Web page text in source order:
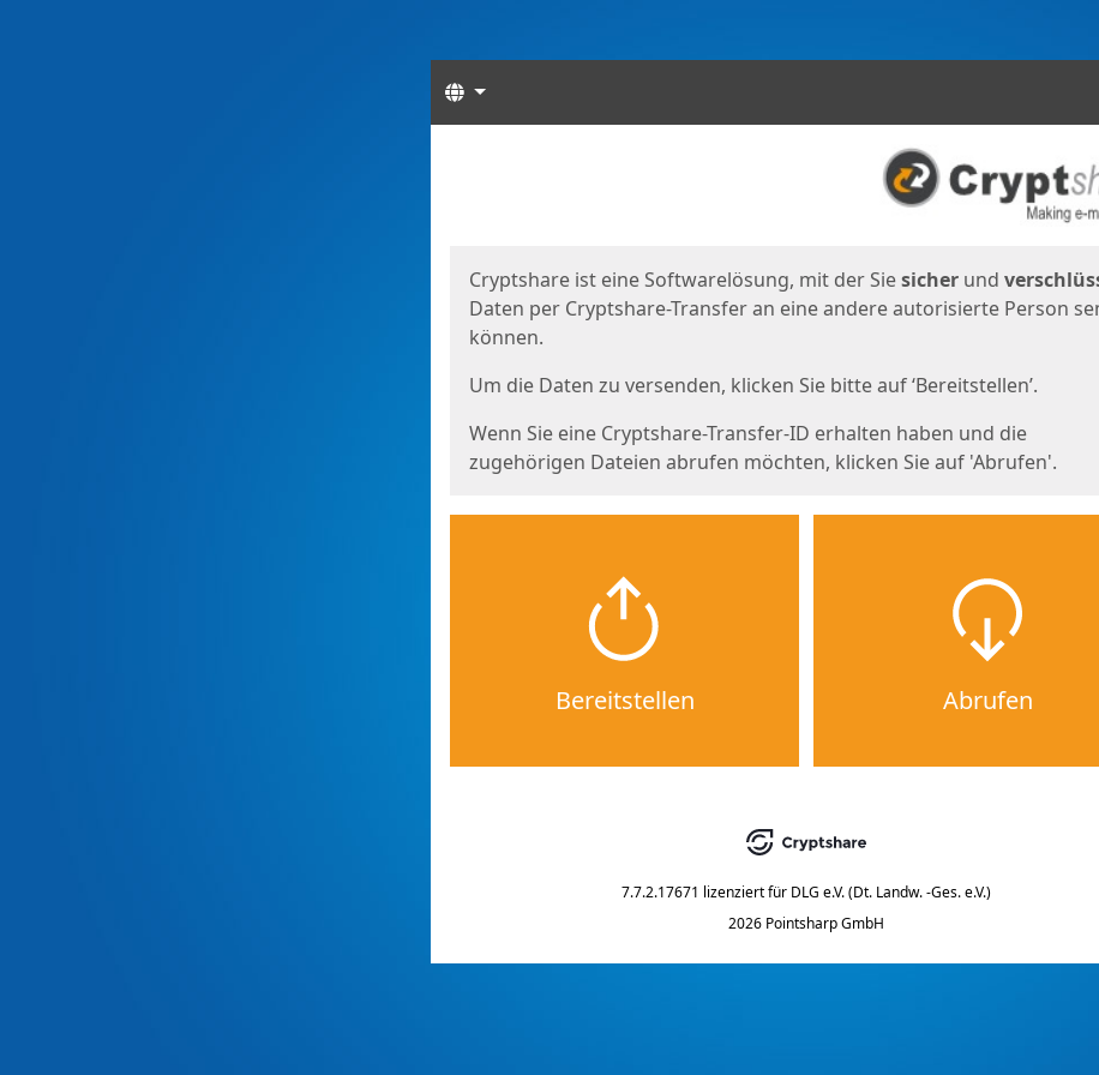
Sprachen
Cryptshare ist eine Softwarelösung, mit der Siesicher und
Daten per Cryptshare-Transfer an eine andere autorisierte Person
können.
Um die Daten zu versenden, klicken Sie bitte auf ‘Bereitstellen’.
Wenn Sie eine Cryptshare-Transfer-ID erhalten haben und die
zugehörigen Dateien abrufen möchten, klicken Sie auf 'Abrufen'.
Bereitstellen Abrufen
7.7.2.17671 lizenziert für DLG e.V. (Dt. Landw. -Ges. e.V.)
2026 Pointsharp GmbH